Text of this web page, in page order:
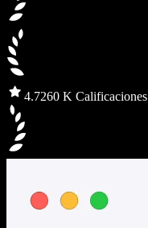
4.7260 K Calificaciones